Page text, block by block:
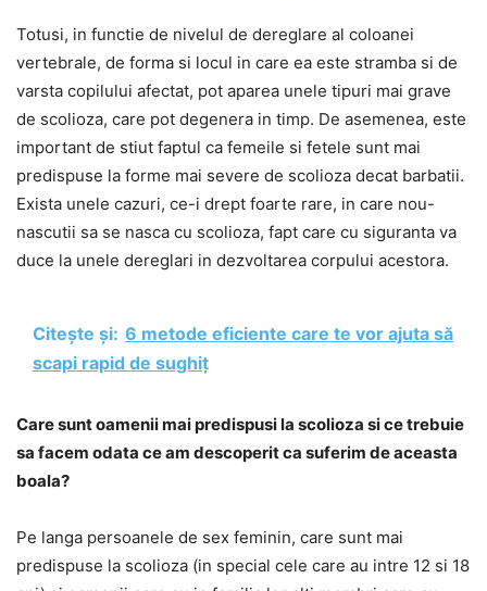
Totusi, in functie de nivelul de dereglare al coloanei
vertebrale, de forma si locul in care ea este stramba si de
varsta copilului afectat, pot aparea unele tipuri mai grave
de scolioza, care pot degenera in timp. De asemenea, este
important de stiut faptul ca femeile si fetele sunt mai
predispuse la forme mai severe de scolioza decat barbatii.
Exista unele cazuri, ce-i drept foarte rare, in care nou-
nascutii sa se nasca cu scolioza, fapt care cu siguranta va
duce la unele dereglari in dezvoltarea corpului acestora.
Citește și: 6 metode eficiente care te vor ajuta să
scapi rapid de sughiț
Care sunt oamenii mai predispusi la scolioza si ce trebuie
sa facem odata ce am descoperit ca suferim de aceasta
boala?
Pe langa persoanele de sex feminin, care sunt mai
predispuse la scolioza (in special cele care au intre 12 si 18